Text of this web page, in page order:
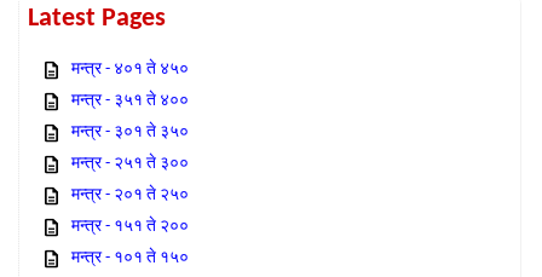
Latest Pages
मन्त्र - ४०१ ते ४५०
मन्त्र - ३५१ ते ४००
मन्त्र - ३०१ ते ३५०
मन्त्र - २५१ ते ३००
मन्त्र - २०१ ते २५०
मन्त्र - १५१ ते २००
मन्त्र - १०१ ते १५०